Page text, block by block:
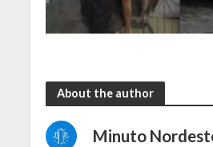
About the author
Minuto